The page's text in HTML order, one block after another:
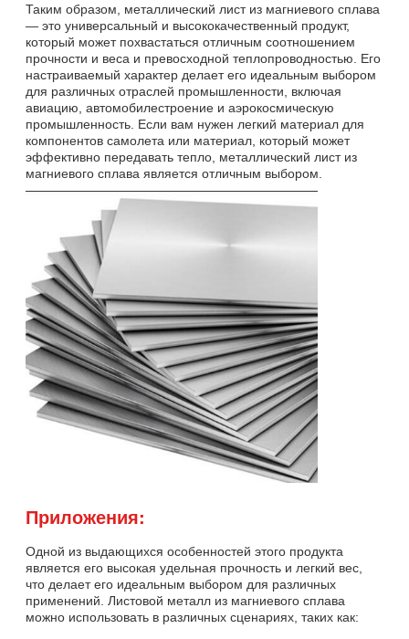
Таким образом, металлический лист из магниевого сплава
— это универсальный и высококачественный продукт,
который может похвастаться отличным соотношением
прочности и веса и превосходной теплопроводностью. Его
настраиваемый характер делает его идеальным выбором
для различных отраслей промышленности, включая
авиацию, автомобилестроение и аэрокосмическую
промышленность. Если вам нужен легкий материал для
компонентов самолета или материал, который может
эффективно передавать тепло, металлический лист из
магниевого сплава является отличным выбором.
Приложения:
Одной из выдающихся особенностей этого продукта
является его высокая удельная прочность и легкий вес,
что делает его идеальным выбором для различных
применений. Листовой металл из магниевого сплава
можно использовать в различных сценариях, таких как: